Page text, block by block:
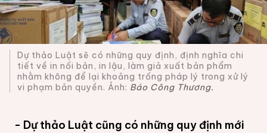
Dự thảo Luật sẽ có những quy định, định nghĩa chi
tiết về in nối bản, in lậu, làm giả xuất bản phẩm
nhằm không để lại khoảng trống pháp lý trong xử lý
vi phạm bản quyền. Ảnh: Báo Công Thương.
- Dự thảo Luật cũng có những quy định mới